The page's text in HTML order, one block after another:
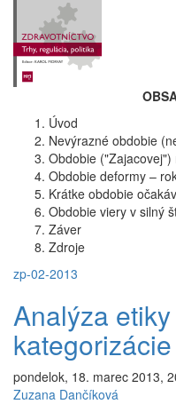
Úvod
Nevýrazné obdobie
Obdobie
Obdobie deformy –
Krátke obdobie
Obdobie viery v silný
Záver
Zdroje
zp-02-2013
Analýza
pondelok, 18. marec 2013,
Zuzana Dančíková